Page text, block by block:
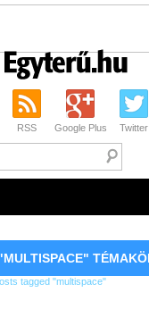
RSS Google Plus Twitter
tagged "multispace"